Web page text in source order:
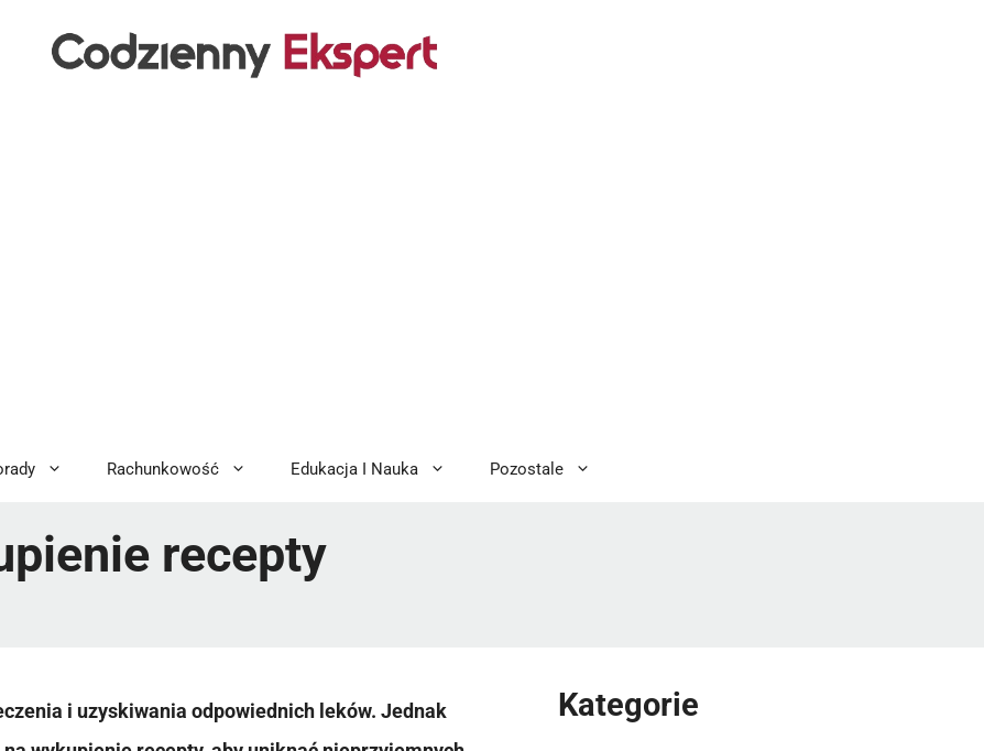
Rachunkowość Edukacja I Nauka Pozostale
recepty
i uzyskiwania odpowiednich leków. Jednak
Kategorie